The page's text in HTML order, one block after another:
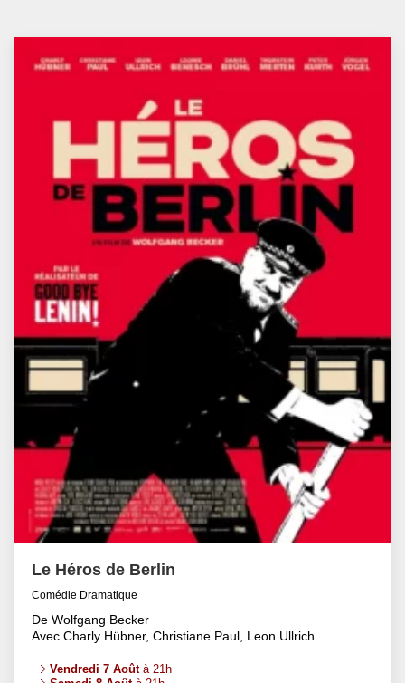
Le Héros de Berlin
Comédie Dramatique
De Wolfgang Becker
Avec Charly Hübner, Christiane Paul, Leon Ullrich
Vendredi 7 Aoûtà 21h